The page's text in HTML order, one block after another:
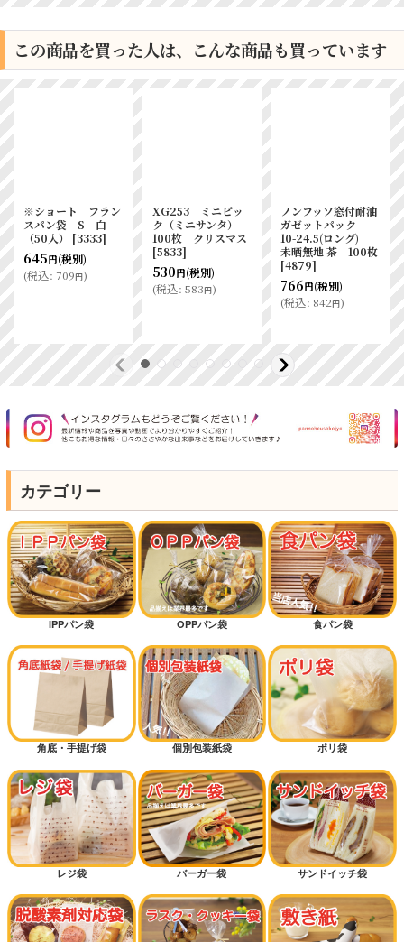
この商品を買った人は、こんな商品も買っています
※ショート フラン
スパン袋 S 白
（50入）
[3333]
645円(税別)
(税込: 709円)
XG253 ミニピッ
ク（ミニサンタ）
100枚 クリスマス
[5833]
530円(税別)
(税込: 583円)
ノンフッソ窓付耐油
ガゼットパック
10-24.5(ロング)
未晒無地 茶 100枚
[4879]
766円(税別)
(税込: 842円)
カテゴリー
IPPパン袋 OPPパン袋 食パン袋
角底・手提げ袋 個別包装紙袋 ポリ袋
レジ袋 バーガー袋 サンドイッチ袋